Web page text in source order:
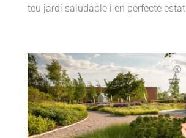
teu jardí saludable i en perfecte estat.